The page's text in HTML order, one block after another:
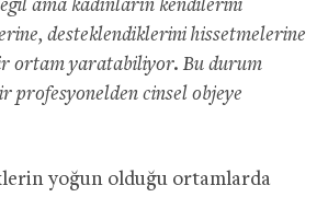
ama kadınların kendilerini
desteklendiklerini hissetmelerine
ortam yaratabiliyor. Bu durum
profesyonelden cinsel objeye
yoğun olduğu ortamlarda